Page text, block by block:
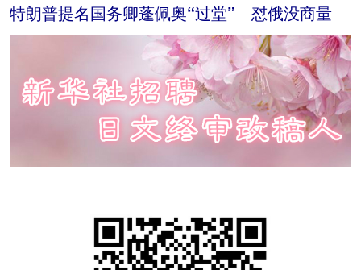
特朗普提名国务卿蓬佩奥“过堂” 怼俄没商量